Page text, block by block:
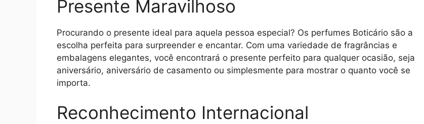
Presente Maravilhoso
Procurando o presente ideal para aquela pessoa especial? Os perfumes Boticário são a
escolha perfeita para surpreender e encantar. Com uma variedade de fragrâncias e
embalagens elegantes, você encontrará o presente perfeito para qualquer ocasião, seja
aniversário, aniversário de casamento ou simplesmente para mostrar o quanto você se
importa.
Reconhecimento Internacional